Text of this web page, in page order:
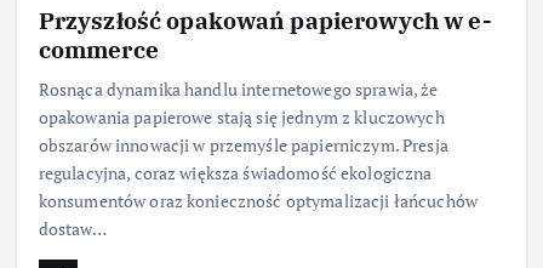
Przyszłość opakowań papierowych w e-
commerce
Rosnąca dynamika handlu internetowego sprawia, że
opakowania papierowe stają się jednym z kluczowych
obszarów innowacji w przemyśle papierniczym. Presja
regulacyjna, coraz większa świadomość ekologiczna
konsumentów oraz konieczność optymalizacji łańcuchów
dostaw…